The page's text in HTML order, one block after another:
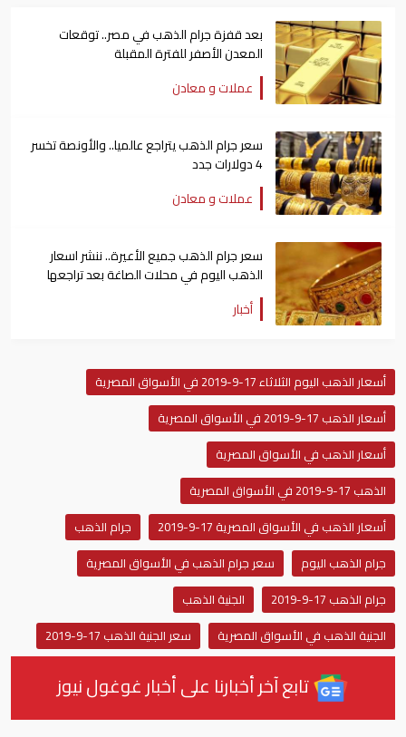
بعد قفزة جرام الذهب في مصر.. توقعات
المعدن الأصفر للفترة المقبلة
عملات و معادن
سعر جرام الذهب يتراجع عالميا.. والأونصة تخسر
4 دولارات جدد
عملات و معادن
سعر جرام الذهب جميع الأعيرة.. ننشر اسعار
الذهب اليوم في محلات الصاغة بعد تراجعها
أخبار
أسعار الذهب اليوم الثلاثاء 17-9-2019 في الأسواق المصرية
أسعار الذهب 17-9-2019 في الأسواق المصرية
أسعار الذهب في الأسواق المصرية
الذهب 17-9-2019 في الأسواق المصرية
أسعار الذهب في الأسواق المصرية 17-9-2019
جرام الذهب
جرام الذهب اليوم
سعر جرام الذهب في الأسواق المصرية
جرام الذهب 17-9-2019
الجنية الذهب
الجنية الذهب في الأسواق المصرية
سعر الجنية الذهب 17-9-2019
تابع آخر أخبارنا على أخبار غوغول نيوز